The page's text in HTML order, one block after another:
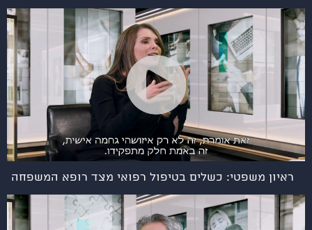
ראיון משפטי: כשלים בטיפול רפואי מצד רופא המשפחה